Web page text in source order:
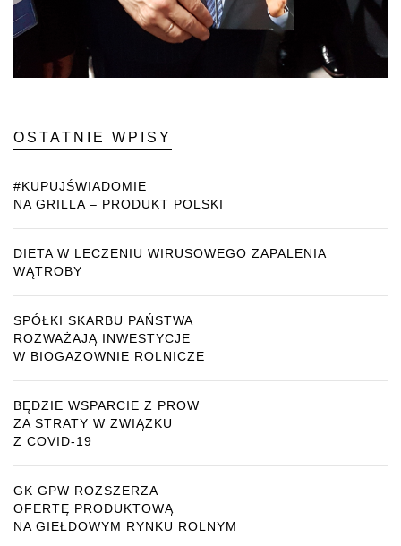
OSTATNIE WPISY
#KUPUJŚWIADOMIE
NA GRILLA – PRODUKT POLSKI
DIETA W LECZENIU WIRUSOWEGO ZAPALENIA
WĄTROBY
SPÓŁKI SKARBU PAŃSTWA
ROZWAŻAJĄ INWESTYCJE
W BIOGAZOWNIE ROLNICZE
BĘDZIE WSPARCIE Z PROW
ZA STRATY W ZWIĄZKU
Z COVID-19
GK GPW ROZSZERZA
OFERTĘ PRODUKTOWĄ
NA GIEŁDOWYM RYNKU ROLNYM